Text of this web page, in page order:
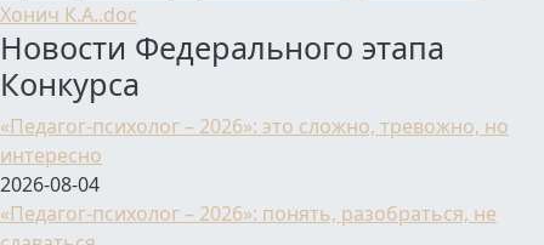
Хонич К.А..doc
Новости Федерального этапа
Конкурса
«Педагог-психолог – 2026»: это сложно, тревожно, но
интересно
2026-08-04
«Педагог-психолог – 2026»: понять, разобраться, не